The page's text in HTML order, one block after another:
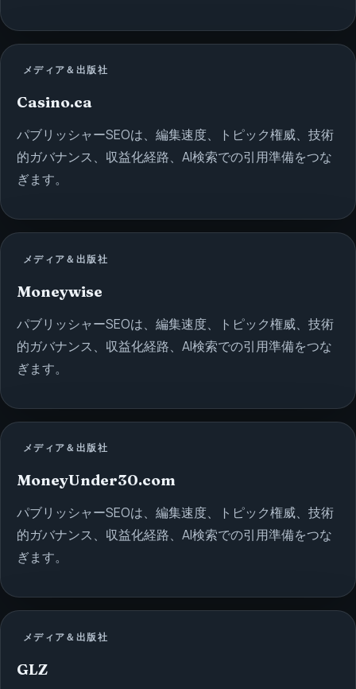
メディア＆出版社
Casino.ca
パブリッシャーSEOは、編集速度、トピック権威、技術
的ガバナンス、収益化経路、AI検索での引用準備をつな
ぎます。
メディア＆出版社
Moneywise
パブリッシャーSEOは、編集速度、トピック権威、技術
的ガバナンス、収益化経路、AI検索での引用準備をつな
ぎます。
メディア＆出版社
MoneyUnder30.com
パブリッシャーSEOは、編集速度、トピック権威、技術
的ガバナンス、収益化経路、AI検索での引用準備をつな
ぎます。
メディア＆出版社
GLZ